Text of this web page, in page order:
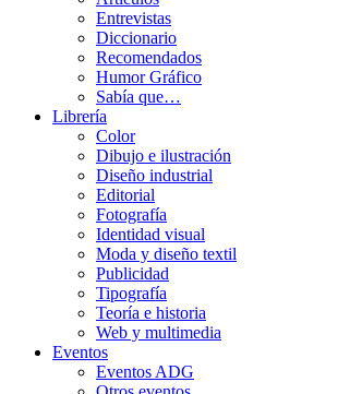
Entrevistas
Diccionario
Recomendados
Humor Gráfico
Sabía que…
Librería
Color
Dibujo e ilustración
Diseño industrial
Editorial
Fotografía
Identidad visual
Moda y diseño textil
Publicidad
Tipografía
Teoría e historia
Web y multimedia
Eventos
Eventos ADG